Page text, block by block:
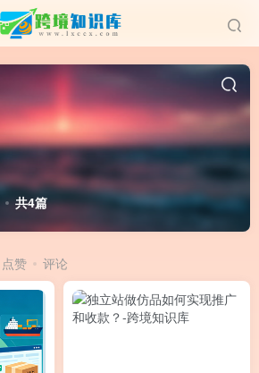
共4篇
点赞 评论